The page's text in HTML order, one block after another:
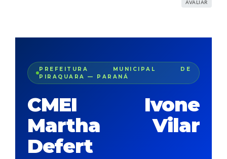
AVALIAR
PREFEITURA MUNICIPAL DE
PIRAQUARA — PARANÁ
CMEI Ivone
Martha Vilar
Defert